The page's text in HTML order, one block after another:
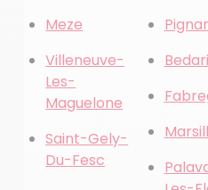
Meze
Villeneuve-
Les-
Maguelone
Saint-Gely-
Du-Fesc